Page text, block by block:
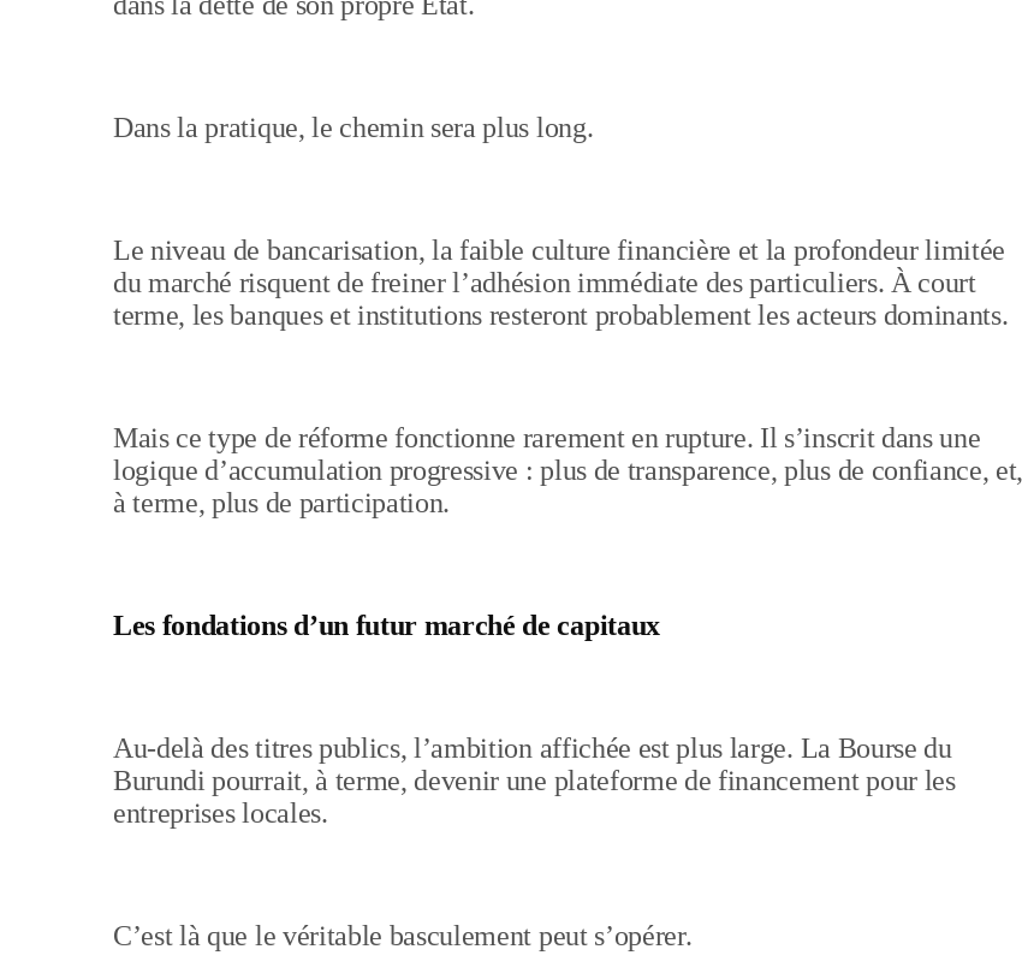
Dans la pratique, le chemin sera plus long.
Le niveau de bancarisation, la faible culture financière et la profondeur limitée
du marché risquent de freiner l’adhésion immédiate des particuliers. À court
terme, les banques et institutions resteront probablement les acteurs dominants.
Mais ce type de réforme fonctionne rarement en rupture. Il s’inscrit dans une
logique d’accumulation progressive : plus de transparence, plus de confiance, et,
à terme, plus de participation.
Les fondations d’un futur marché de capitaux
Au-delà des titres publics, l’ambition affichée est plus large. La Bourse du
Burundi pourrait, à terme, devenir une plateforme de financement pour les
entreprises locales.
C’est là que le véritable basculement peut s’opérer.